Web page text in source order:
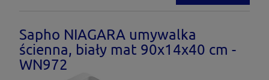
Sapho NIAGARA umywalka
ścienna, biały mat 90x14x40 cm -
WN972